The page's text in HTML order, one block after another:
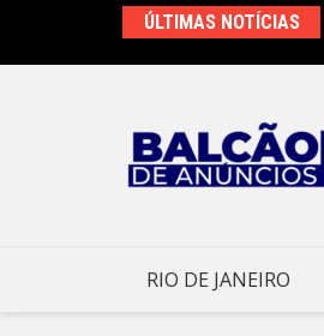
o
ÚLTIMAS NOTÍCIAS
RIO DE JANEIRO